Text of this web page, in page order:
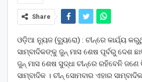
Share
ଓଡ଼ିଆ ନ୍ୟୁଜ (ବ୍ୟୁ୍ରୋ) : ଚୀନ୍‌ରେ କାର୍ଯ୍ୟ
ସାମ୍ବାଦିକଙ୍କୁ ଜୁନ୍ ମାସ ଶେଷ ପୂର୍ବରୁ ଦେଶ
ଜୁନ୍ ମାସ ଶେଷ ସୁଦ୍ଧା ଚୀନ୍‌ରେ ରହିବେନି ଜଣେ
ସାମ୍ବାଦିକ । ଚୀନ୍ ସୋମବାର ଏହାର